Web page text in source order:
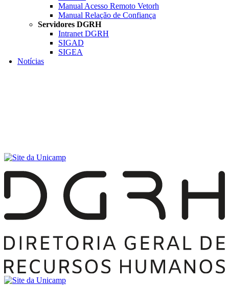
Manual Acesso Remoto Vetorh
Manual Relação de Confiança
Servidores DGRH
Intranet DGRH
SIGAD
SIGEA
Notícias